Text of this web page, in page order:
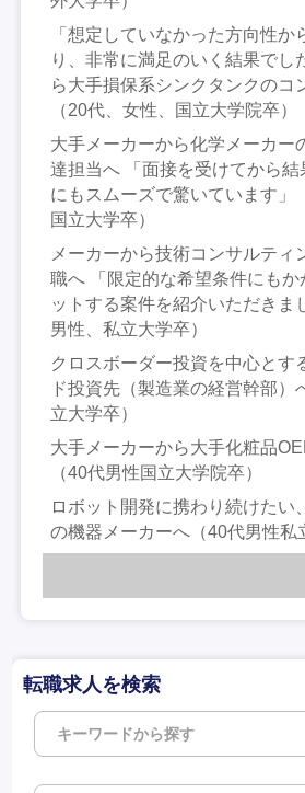
「想定していなかった方向性か
り、非常に満足のいく結果でし
ら大手損保系シンクタンクのコ
（20代、女性、国立大学院卒）
大手メーカーから化学メーカー
達担当へ 「面接を受けてから結
にもスムーズで驚いています」
国立大学卒）
メーカーから技術コンサルティ
職へ 「限定的な希望条件にもか
ットする案件を紹介いただきま
男性、私立大学卒）
クロスボーダー投資を中心とす
ド投資先（製造業の経営幹部）
立大学卒）
大手メーカーから大手化粧品
（40代男性国立大学院卒）
ロボット開発に携わり続けたい
の機器メーカーへ（40代男性私
転職求人を検索